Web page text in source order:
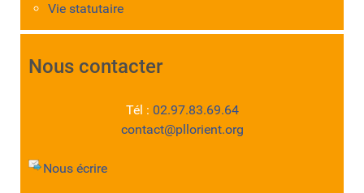
Vie statutaire
Nous contacter
Tél : 02.97.83.69.64
contact@pllorient.org
Nous écrire